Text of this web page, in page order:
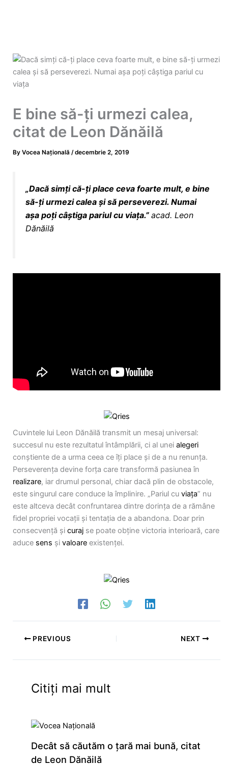
E bine să-ţi urmezi calea,
citat de Leon Dănăilă
By Vocea Națională /decembrie 2, 2019
„Dacă simţi că-ţi place ceva foarte mult, e bine
să-ţi urmezi calea şi să perseverezi. Numai
aşa poţi câştiga pariul cu viaţa.” acad. Leon
Dănăilă
Cuvintele lui Leon Dănăilă transmit un mesaj universal:
succesul nu este rezultatul întâmplării, ci al unei alegeri
conștiente de a urma ceea ce îți place și de a nu renunța.
Perseverența devine forța care transformă pasiunea în
realizare, iar drumul personal, chiar dacă plin de obstacole,
este singurul care conduce la împlinire. „Pariul cu viața” nu
este altceva decât confruntarea dintre dorința de a rămâne
fidel propriei vocații și tentația de a abandona. Doar prin
consecvență și curaj se poate obține victoria interioară, care
aduce sens și valoare existenței.
PREVIOUS NEXT
Citiți mai mult
Decât să căutăm o țară mai bună, citat
de Leon Dănăilă